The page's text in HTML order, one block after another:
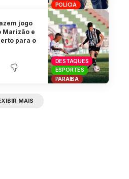
POLÍCIA
DESTAQUES
ESPORTES
PARAÍBA
jogo
Marizão e
para o
MAIS